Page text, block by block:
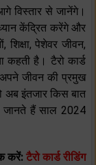
विस्तार से जानेंगे।
केंद्रित करेंगे और
पेशेवर जीवन,
कहती है। टैरो कार्ड
जीवन की प्रमुख
अब इंतजार किस बात
जानते हैं साल 2024
करें: टैरो कार्ड रीडिंग